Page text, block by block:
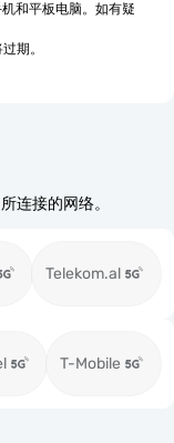
和平板电脑。如有疑
期。
连接的网络。
Telekom.al
T-Mobile